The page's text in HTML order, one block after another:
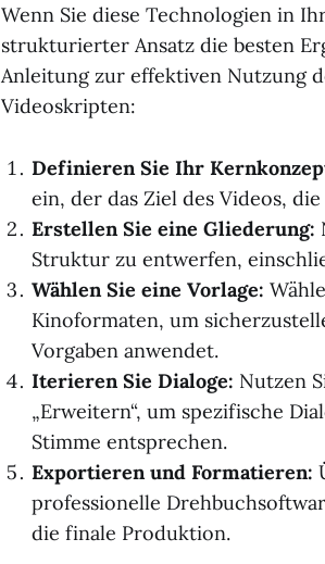
Wenn Sie diese Technologien in
strukturierter Ansatz die besten
Anleitung zur effektiven Nutzung
Videoskripten:
Definieren Sie Ihr
ein, der das Ziel des Videos,
Erstellen Sie eine Gliederung:
Struktur zu entwerfen,
Wählen Sie eine Vorlage:
Kinoformaten, um
Vorgaben anwendet.
Iterieren Sie Dialoge: Nutzen
„Erweitern“, um spezifische
Stimme entsprechen.
Exportieren und Formatieren:
professionelle
die finale Produktion.